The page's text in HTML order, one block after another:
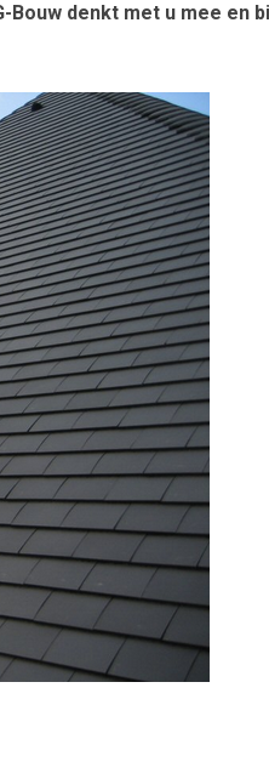
denkt met u mee en